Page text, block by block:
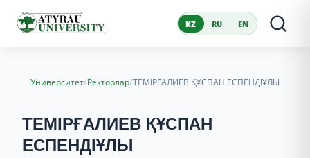
KZ RU EN
Университет/Ректорлар/ТЕМІРҒАЛИЕВ ҚҰСПАН ЕСПЕНДІҰЛЫ
ТЕМІРҒАЛИЕВ ҚҰСПАН
ЕСПЕНДІҰЛЫ